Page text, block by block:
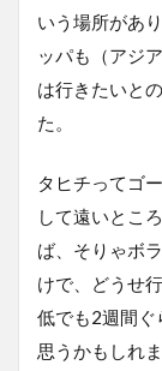
いう場所があ
ッパも（アジ
は行きたいと
た。
タヒチってゴ
して遠いとこ
ば、そりゃボ
けで、どうせ
低でも2週間ぐ
思うかもしれ